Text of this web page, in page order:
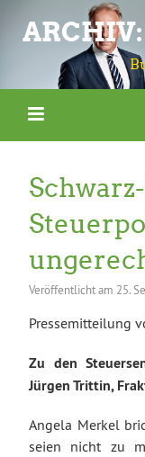
Veröffentlicht am 25.
Pressemitteilung
Zu den
Jürgen Trittin,
Angela Merkel
seien nicht zu